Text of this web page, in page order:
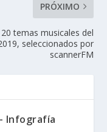
PRÓXIMO
20 temas musicales del
seleccionados por
scannerFM
Infografía